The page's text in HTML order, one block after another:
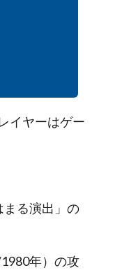
イヤーはゲー
る演出」の
年）の攻